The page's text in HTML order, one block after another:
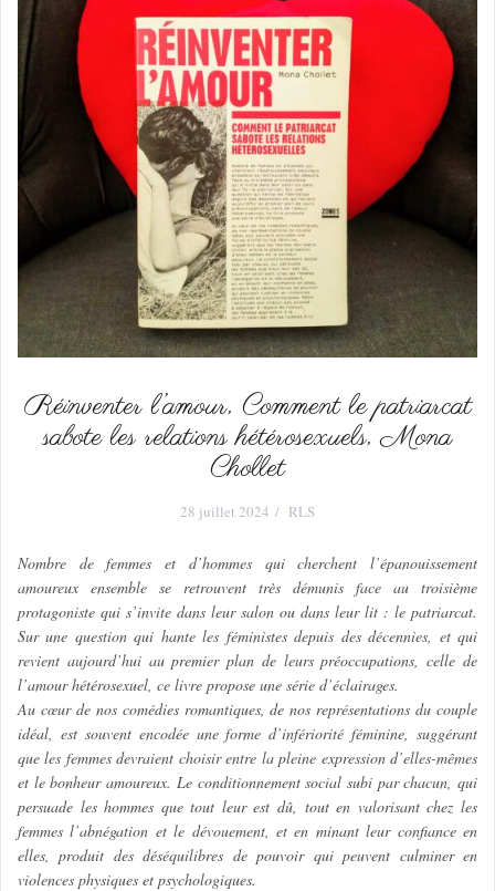
Réinventer l’amour, Comment le patriarcat
sabote les relations hétérosexuels, Mona
Chollet
28 juillet 2024 RLS
Nombre de femmes et d’hommes qui cherchent l’épanouissement
amoureux ensemble se retrouvent très démunis face au troisième
protagoniste qui s’invite dans leur salon ou dans leur lit : le patriarcat.
Sur une question qui hante les féministes depuis des décennies, et qui
revient aujourd’hui au premier plan de leurs préoccupations, celle de
l’amour hétérosexuel, ce livre propose une série d’éclairages.
Au cœur de nos comédies romantiques, de nos représentations du couple
idéal, est souvent encodée une forme d’infériorité féminine, suggérant
que les femmes devraient choisir entre la pleine expression d’elles-mêmes
et le bonheur amoureux. Le conditionnement social subi par chacun, qui
persuade les hommes que tout leur est dû, tout en valorisant chez les
femmes l’abnégation et le dévouement, et en minant leur confiance en
elles, produit des déséquilibres de pouvoir qui peuvent culminer en
violences physiques et psychologiques.